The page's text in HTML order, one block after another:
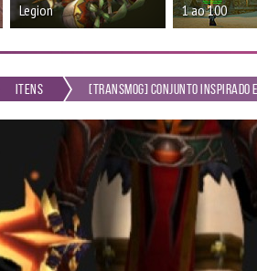
Legion
1 ao 100
Itens [Transmog] Conjunto inspirado